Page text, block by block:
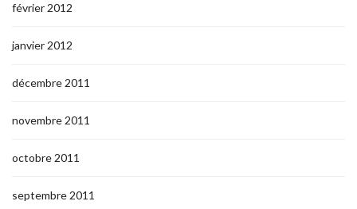
février 2012
janvier 2012
décembre 2011
novembre 2011
octobre 2011
septembre 2011